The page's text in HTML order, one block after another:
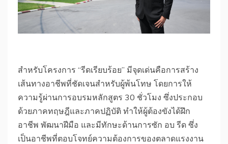
สำหรับโครงการ “รีดเรียบร้อย” มีจุดเด่นคือการสร้าง
เส้นทางอาชีพที่ชัดเจนสำหรับผู้พ้นโทษ โดยการให้
ความรู้ผ่านการอบรมหลักสูตร 30 ชั่วโมง ซึ่งประกอบ
ด้วยภาคทฤษฎีและภาคปฏิบัติ ทำให้ผู้ต้องขังได้ฝึก
อาชีพ พัฒนาฝีมือ และมีทักษะด้านการซัก อบ รีด ซึ่ง
เป็นอาชีพที่ตอบโจทย์ความต้องการของตลาดแรงงาน